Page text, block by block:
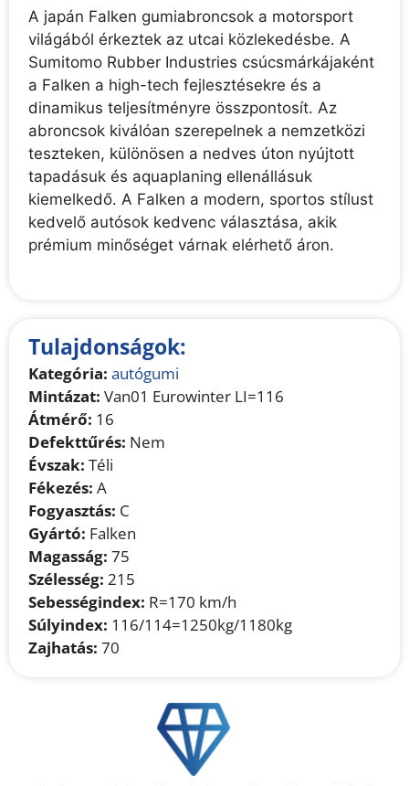
A japán Falken gumiabroncsok a motorsport
világából érkeztek az utcai közlekedésbe. A
Sumitomo Rubber Industries csúcsmárkájaként
a Falken a high-tech fejlesztésekre és a
dinamikus teljesítményre összpontosít. Az
abroncsok kiválóan szerepelnek a nemzetközi
teszteken, különösen a nedves úton nyújtott
tapadásuk és aquaplaning ellenállásuk
kiemelkedő. A Falken a modern, sportos stílust
kedvelő autósok kedvenc választása, akik
prémium minőséget várnak elérhető áron.
Tulajdonságok:
Kategória: autógumi
Mintázat: Van01 Eurowinter LI=116
Átmérő: 16
Defekttűrés: Nem
Évszak: Téli
Fékezés: A
Fogyasztás: C
Gyártó: Falken
Magasság: 75
Szélesség: 215
Sebességindex: R=170 km/h
Súlyindex: 116/114=1250kg/1180kg
Zajhatás: 70